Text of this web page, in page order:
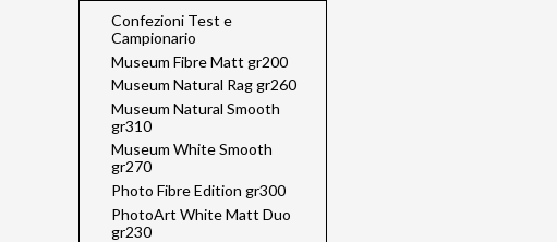
Confezioni Test e
Campionario
Museum Fibre Matt gr200
Museum Natural Rag gr260
Museum Natural Smooth
gr310
Museum White Smooth
gr270
Photo Fibre Edition gr300
PhotoArt White Matt Duo
gr230